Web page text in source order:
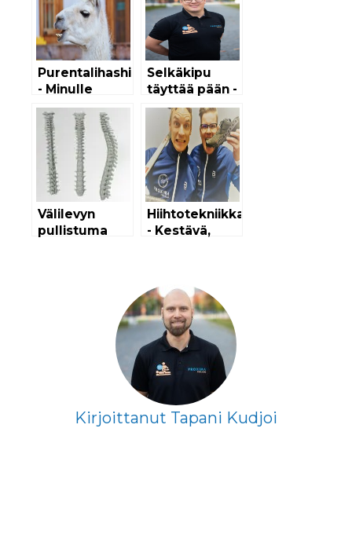
Purentalihashieronta
- Minulle
apua?
Selkäkipu
täyttää pään -
Selkäkipu
tarina
Välilevyn
pullistuma
Hiihtotekniikka
- Kestävä,
Finland
Kirjoittanut Tapani Kudjoi